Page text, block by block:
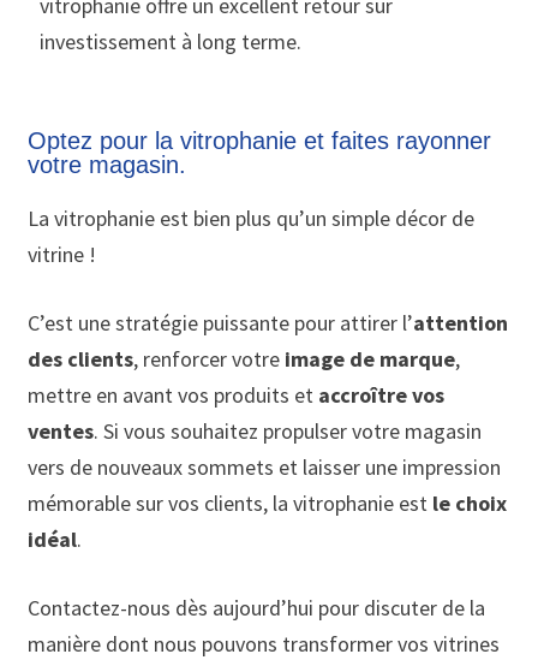
investissement à long terme.
Optez pour la vitrophanie et faites rayonner
votre magasin.
La vitrophanie est bien plus qu’un simple décor de
vitrine !
C’est une stratégie puissante pour attirer l’attention
des clients, renforcer votre image de marque,
mettre en avant vos produits et accroître vos
ventes. Si vous souhaitez propulser votre magasin
vers de nouveaux sommets et laisser une impression
mémorable sur vos clients, la vitrophanie est le choix
idéal.
Contactez-nous dès aujourd’hui pour discuter de la
manière dont nous pouvons transformer vos vitrines